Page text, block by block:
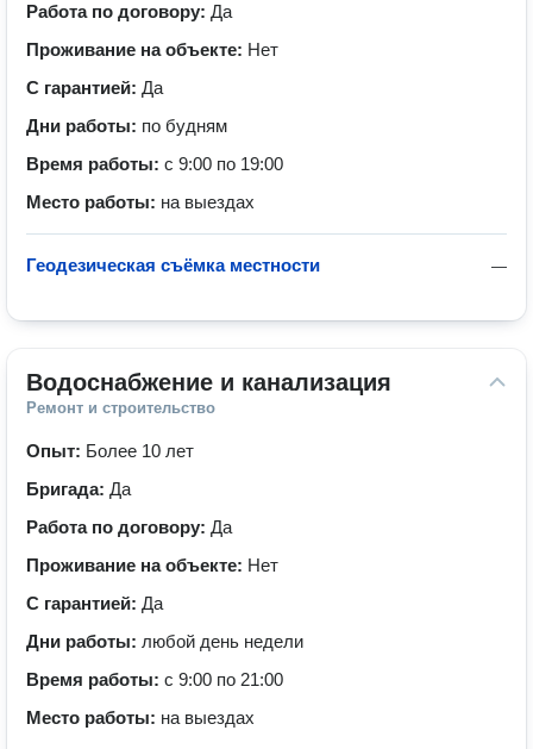
Работа по договору: Да
Проживание на объекте: Нет
С гарантией: Да
Дни работы: по будням
Время работы: с 9:00 по 19:00
Место работы: на выездах
—
Геодезическая съёмка местности
Водоснабжение и канализация
Ремонт и строительство
Опыт: Более 10 лет
Бригада: Да
Работа по договору: Да
Проживание на объекте: Нет
С гарантией: Да
Дни работы: любой день недели
Время работы: с 9:00 по 21:00
Место работы: на выездах